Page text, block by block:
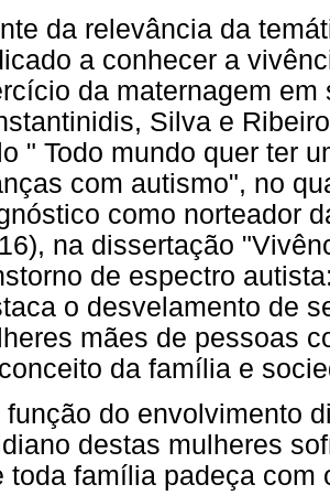
da relevância da
a conhecer a
da maternagem
Silva e
" Todo mundo quer ter
com autismo", no
como norteador
na dissertação
de espectro
o desvelamento de
mães de pessoas
da família e
função do envolvimento
destas mulheres
toda família padeça com